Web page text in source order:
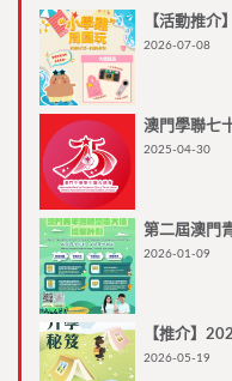
【活動推介
2026-07-08
澳門學聯七
2025-04-30
第二屆澳門
2026-01-09
【推介】
2026-05-19